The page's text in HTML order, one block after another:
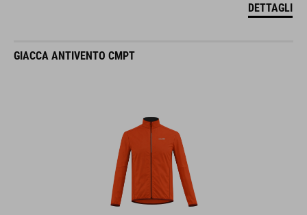
DETTAGLI
GIACCA ANTIVENTO CMPT